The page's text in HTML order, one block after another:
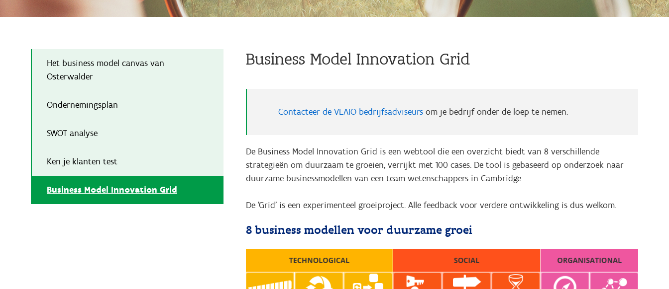
Het business model canvas van
Osterwalder
Ondernemingsplan
SWOT analyse
Ken je klanten test
Business Model Innovation Grid
Business Model Innovation Grid
Contacteer de VLAIO bedrijfsadviseurs om je bedrijf onder de loep te nemen.
De Business Model Innovation Grid is een webtool die een overzicht biedt van 8 verschillende
strategieën om duurzaam te groeien, verrijkt met 100 cases. De tool is gebaseerd op onderzoek naar
duurzame businessmodellen van een team wetenschappers in Cambridge.
De 'Grid’ is een experimenteel groeiproject. Alle feedback voor verdere ontwikkeling is dus welkom.
8 business modellen voor duurzame groei